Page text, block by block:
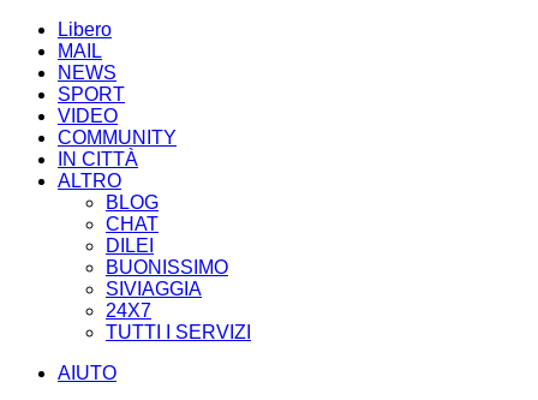
Libero
MAIL
NEWS
SPORT
VIDEO
COMMUNITY
IN CITTÀ
ALTRO
BLOG
CHAT
DILEI
BUONISSIMO
SIVIAGGIA
24X7
TUTTI I SERVIZI
AIUTO